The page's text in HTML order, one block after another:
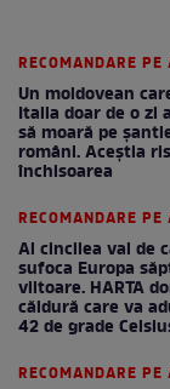
RECOMANDARE PE
Un moldovean
Italia doar de o zi
să moară pe
români. Aceștia
închisoarea
RECOMANDARE PE
Al cincilea val de
sufoca Europa
viitoare. HARTA
căldură care va
42 de grade
RECOMANDARE PE